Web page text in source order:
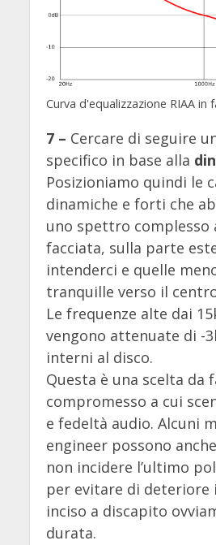
Curva d'equalizzazione RIAA in
7 – Cercare di seguire
specifico in base alla
Posizioniamo quindi le
dinamiche e forti che
uno spettro complesso
facciata, sulla parte
intenderci e quelle
tranquille verso il
Le frequenze alte dai
vengono attenuate di -
interni al disco.
Questa è una scelta da
compromesso a cui
e fedeltà audio. Alcuni
engineer possono
non incidere l’ultimo
per evitare di deteriore
inciso a discapito
durata.